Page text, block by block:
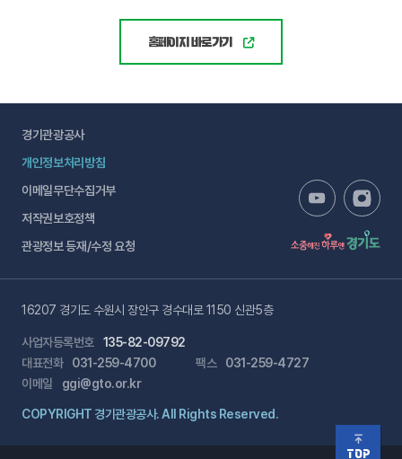
홈페이지 바로가기
TOP
경기관광공사
개인정보처리방침
이메일무단수집거부
저작권보호정책
관광정보 등재/수정 요청
16207 경기도 수원시 장안구 경수대로 1150 신관5층
사업자등록번호
135-82-09792
대표전화
031-259-4700 팩스
031-259-4727
이메일
ggi@gto.or.kr
COPYRIGHT 경기관광공사. All Rights Reserved.